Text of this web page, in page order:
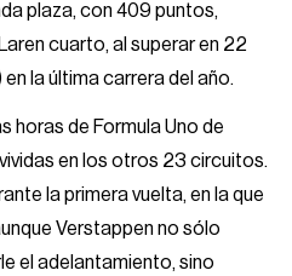
plaza, con 409 puntos,
cuarto, al superar en 22
la última carrera del año.
horas de Formula Uno de
en los otros 23 circuitos.
la primera vuelta, en la que
Verstappen no sólo
el adelantamiento, sino